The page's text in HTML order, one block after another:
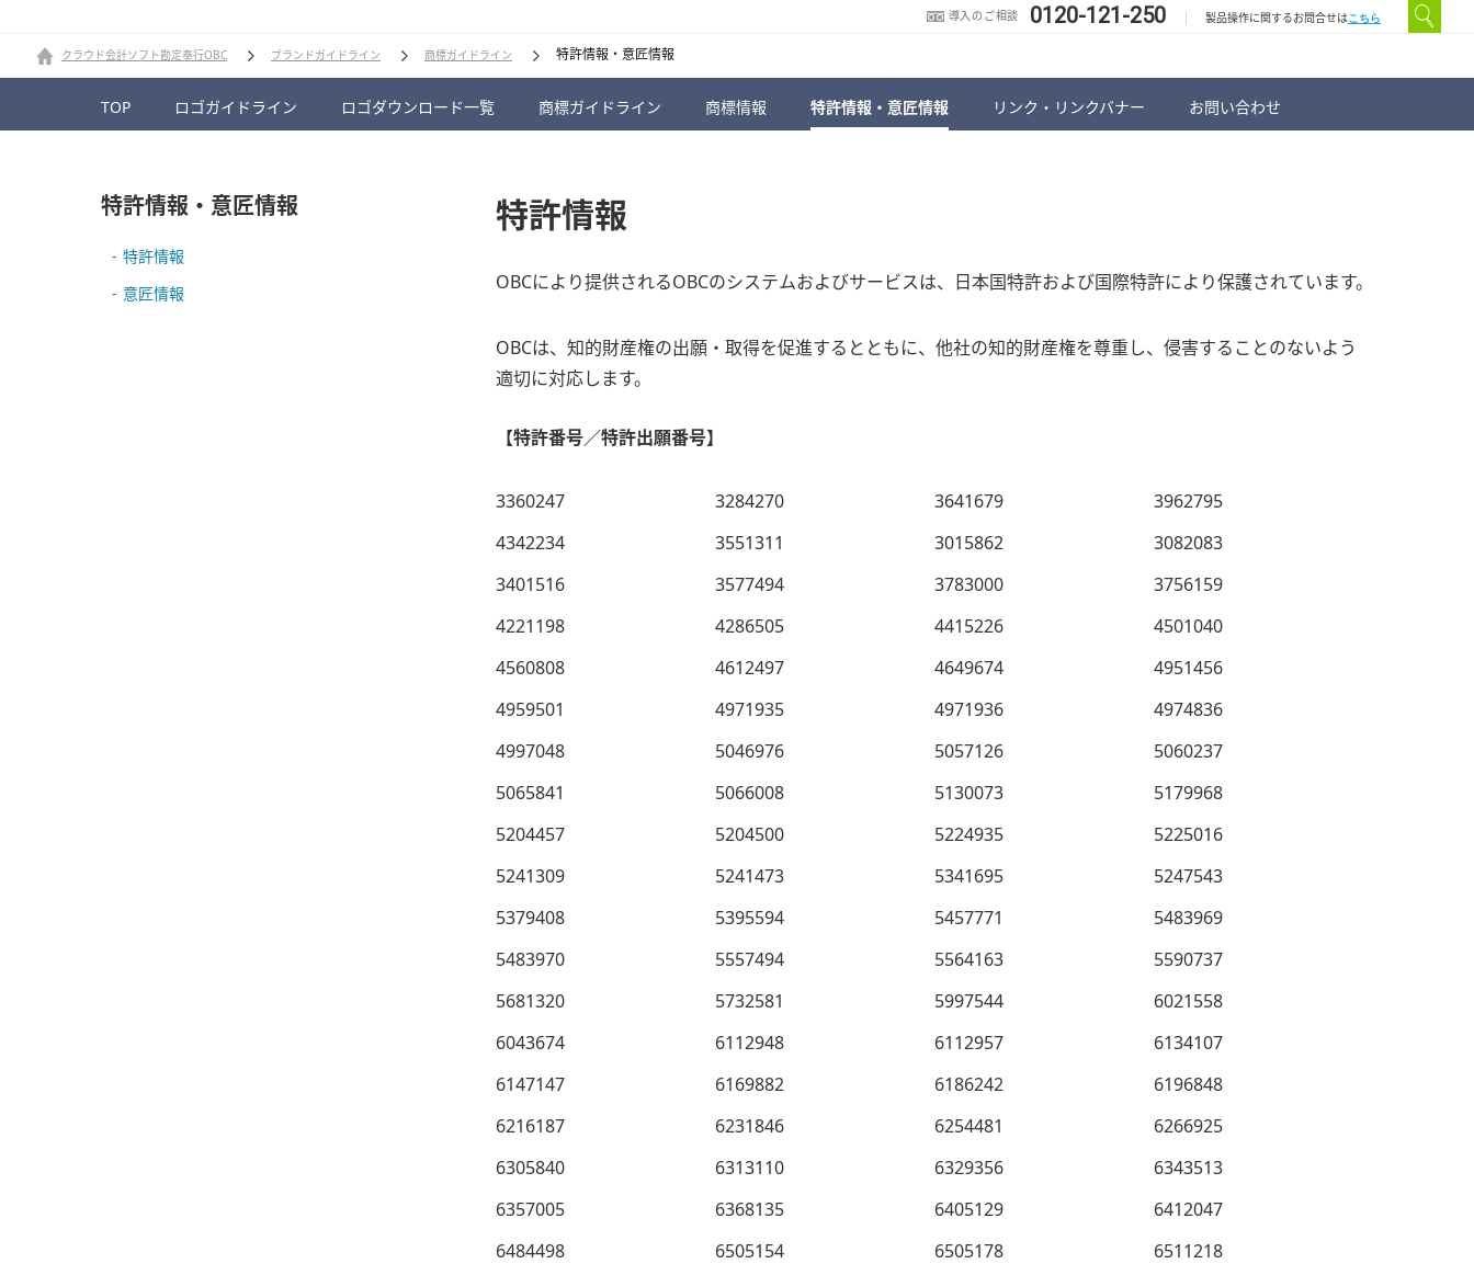
導入のご相談 0120-121-250 製品操作に関するお問合せは こちら
クラウド会計ソフト勘定奉行OBC ブランドガイドライン 商標ガイドライン 特許情報・意匠情報
TOP ロゴガイドライン ロゴダウンロード一覧 商標ガイドライン 商標情報 特許情報・意匠情報 リンク・リンクバナー お問い合わせ
特許情報・意匠情報
特許情報
意匠情報
特許情報
OBCにより提供されるOBCのシステムおよびサービスは、日本国特許および国際特許により保護されています。
OBCは、知的財産権の出願・取得を促進するとともに、他社の知的財産権を尊重し、侵害することのないよう
適切に対応します。
【特許番号／特許出願番号】
3360247 3284270 3641679 3962795
4342234 3551311 3015862 3082083
3401516 3577494 3783000 3756159
4221198 4286505 4415226 4501040
4560808 4612497 4649674 4951456
4959501 4971935 4971936 4974836
4997048 5046976 5057126 5060237
5065841 5066008 5130073 5179968
5204457 5204500 5224935 5225016
5241309 5241473 5341695 5247543
5379408 5395594 5457771 5483969
5483970 5557494 5564163 5590737
5681320 5732581 5997544 6021558
6043674 6112948 6112957 6134107
6147147 6169882 6186242 6196848
6216187 6231846 6254481 6266925
6305840 6313110 6329356 6343513
6357005 6368135 6405129 6412047
6484498 6505154 6505178 6511218